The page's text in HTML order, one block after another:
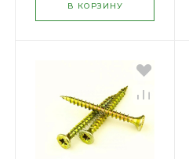
В КОРЗИНУ